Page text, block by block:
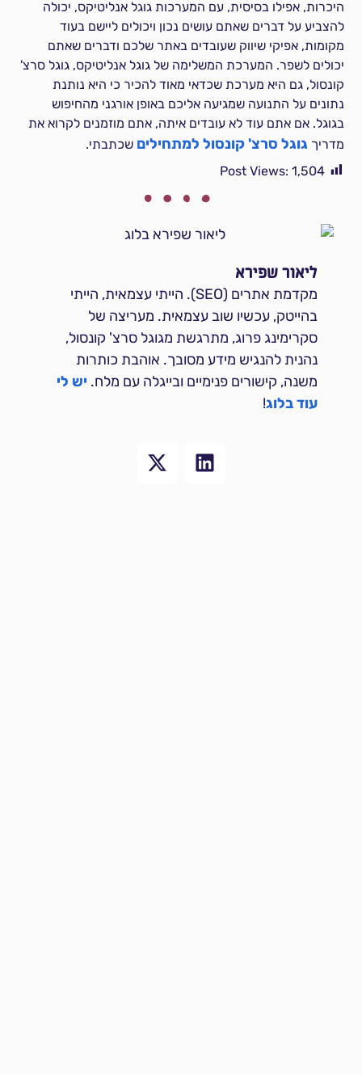
היכרות, אפילו בסיסית, עם המערכות גוגל אנליטיקס, יכולה
להצביע על דברים שאתם עושים נכון ויכולים ליישם בעוד
מקומות, אפיקי שיווק שעובדים באתר שלכם ודברים שאתם
יכולים לשפר. המערכת המשלימה של גוגל אנליטיקס, גוגל סרצ'
קונסול, גם היא מערכת שכדאי מאוד להכיר כי היא נותנת
נתונים על התנועה שמגיעה אליכם באופן אורגני מהחיפוש
בגוגל. אם אתם עוד לא עובדים איתה, אתם מוזמנים לקרוא את
מדריך גוגל סרצ' קונסול למתחילים שכתבתי.
Post Views: 1,504
ליאור שפירא
מקדמת אתרים (SEO). הייתי עצמאית, הייתי
בהייטק, עכשיו שוב עצמאית. מעריצה של
סקרימינג פרוג, מתרגשת מגוגל סרצ' קונסול,
נהנית להנגיש מידע מסובך. אוהבת כותרות
משנה, קישורים פנימיים ובייגלה עם מלח. יש לי
עוד בלוג!